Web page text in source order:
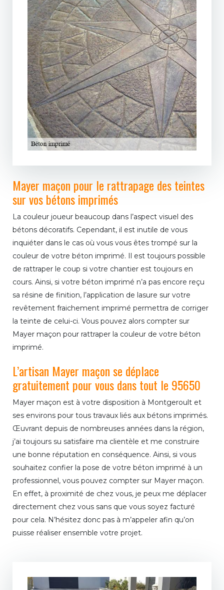
Mayer maçon pour le rattrapage des teintes
sur vos bétons imprimés
La couleur joueur beaucoup dans l’aspect visuel des
bétons décoratifs. Cependant, il est inutile de vous
inquiéter dans le cas où vous vous êtes trompé sur la
couleur de votre béton imprimé. Il est toujours possible
de rattraper le coup si votre chantier est toujours en
cours. Ainsi, si votre béton imprimé n’a pas encore reçu
sa résine de finition, l’application de lasure sur votre
revêtement fraichement imprimé permettra de corriger
la teinte de celui-ci. Vous pouvez alors compter sur
Mayer maçon pour rattraper la couleur de votre béton
imprimé.
L’artisan Mayer maçon se déplace
gratuitement pour vous dans tout le 95650
Mayer maçon est à votre disposition à Montgeroult et
ses environs pour tous travaux liés aux bétons imprimés.
Œuvrant depuis de nombreuses années dans la région,
j’ai toujours su satisfaire ma clientèle et me construire
une bonne réputation en conséquence. Ainsi, si vous
souhaitez confier la pose de votre béton imprimé à un
professionnel, vous pouvez compter sur Mayer maçon.
En effet, à proximité de chez vous, je peux me déplacer
directement chez vous sans que vous soyez facturé
pour cela. N’hésitez donc pas à m’appeler afin qu’on
puisse réaliser ensemble votre projet.